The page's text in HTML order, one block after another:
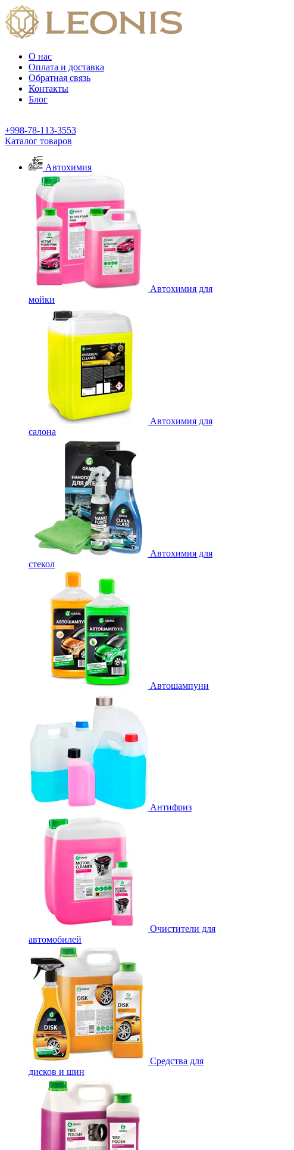
О нас
Оплата и доставка
Обратная связь
Контакты
Блог
+998-78-113-3553
Каталог товаров
Автохимия
Автохимия для
мойки
Автохимия для
салона
Автохимия для
стекол
Автошампуни
Антифриз
Очистители для
автомобилей
Средства для
дисков и шин